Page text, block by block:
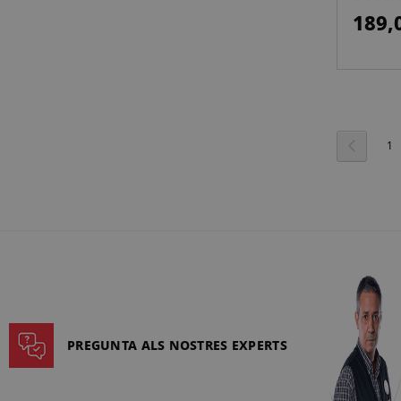
350G
PàginaPàgina
Anterior1
PREGUNTA ALS NOSTRES EXPERTS